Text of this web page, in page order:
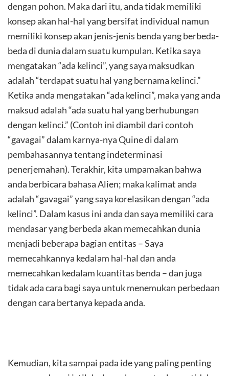
dengan pohon. Maka dari itu, anda tidak memiliki
konsep akan hal-hal yang bersifat individual namun
memiliki konsep akan jenis-jenis benda yang berbeda-
beda di dunia dalam suatu kumpulan. Ketika saya
mengatakan “ada kelinci”, yang saya maksudkan
adalah “terdapat suatu hal yang bernama kelinci.”
Ketika anda mengatakan “ada kelinci”, maka yang anda
maksud adalah “ada suatu hal yang berhubungan
dengan kelinci.” (Contoh ini diambil dari contoh
“gavagai” dalam karnya-nya Quine di dalam
pembahasannya tentang indeterminasi
penerjemahan). Terakhir, kita umpamakan bahwa
anda berbicara bahasa Alien; maka kalimat anda
adalah “gavagai” yang saya korelasikan dengan “ada
kelinci”. Dalam kasus ini anda dan saya memiliki cara
mendasar yang berbeda akan memecahkan dunia
menjadi beberapa bagian entitas – Saya
memecahkannya kedalam hal-hal dan anda
memecahkan kedalam kuantitas benda – dan juga
tidak ada cara bagi saya untuk menemukan perbedaan
dengan cara bertanya kepada anda.
Kemudian, kita sampai pada ide yang paling penting